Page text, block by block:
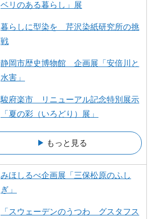
ベリのある暮らし」展
暮らしに型染を 芹沢染紙研究所の挑
戦
静岡市歴史博物館 企画展「安倍川と
水害」
駿府楽市 リニューアル記念特別展示
「夏の彩（いろどり）展」
もっと見る
みほしるべ企画展「三保松原のふし
ぎ」
「スウェーデンのうつわ グスタフス